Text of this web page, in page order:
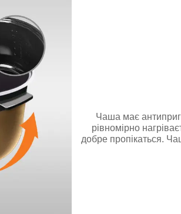
Чаша має
рівномірно
добре пропікаться.